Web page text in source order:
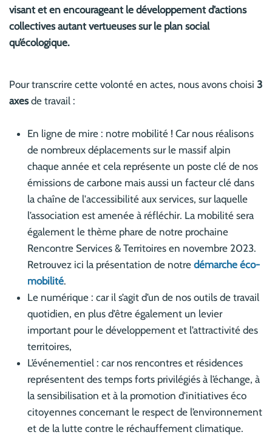
visant et en encourageant le développement d’actions
collectives autant vertueuses sur le plan social
qu’écologique.
Pour transcrire cette volonté en actes, nous avons choisi 3
axesde travail :
En ligne de mire : notre mobilité ! Car nous réalisons
de nombreux déplacements sur le massif alpin
chaque année et cela représente un poste clé de nos
émissions de carbone mais aussi un facteur clé dans
la chaîne de l'accessibilité aux services, sur laquelle
l’association est amenée à réfléchir. La mobilité sera
également le thème phare de notre prochaine
Rencontre Services & Territoires en novembre 2023.
Retrouvez ici la présentation de notre démarche éco-
mobilité.
Le numérique : car il s’agit d’un de nos outils de travail
quotidien, en plus d’être également un levier
important pour le développement et l’attractivité des
territoires,
L’événementiel : car nos rencontres et résidences
représentent des temps forts privilégiés à l’échange, à
la sensibilisation et à la promotion d'initiatives éco
citoyennes concernant le respect de l’environnement
et de la lutte contre le réchauffement climatique.